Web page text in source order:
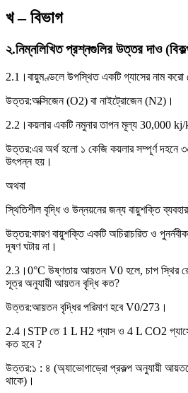
খ – বিভাগ
২.নিম্নলিখিত প্রশ্নগুলির উত্তর দাও
2.1। বায়ুমণ্ডলে উপস্থিত একটি গ্যাসের নাম করো
উত্তর:অক্সিজেন (O2) বা নাইট্রোজেন (N2)।
2.2। কয়লার একটি নমুনার তাপন মূল্য 30,000
উত্তর:এর অর্থ হলো ১ কেজি কয়লার সম্পূর্ণ
উৎপন্ন হয়।
অথবা
স্থিতিশীল বৃদ্ধি ও উন্নয়নের জন্য বায়ুশক্তি
উত্তর:কারণ বায়ুশক্তি একটি অচিরাচরিত ও
দূষণ ঘটায় না।
2.3। 0°C উষ্ণতায় আয়তন V0 হলে, চাপ স্থির
সূত্র অনুযায়ী আয়তন বৃদ্ধি কত?
উত্তর:আয়তন বৃদ্ধির পরিমাণ হবে V0/273।
2.4। STP তে 1 L H2 গ্যাস ও 4 L CO2
কত হবে ?
উত্তর:১ : ৪ (অ্যাভোগাড্রো প্রকল্প অনুযায়ী
থাকে)।